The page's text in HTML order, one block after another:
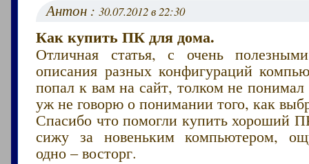
Антон :30.07.2012 в 22:30
Как купить ПК для дома.
Отличная статья, с очень
описания разных конфигураций
попал к вам на сайт, толком не
уж не говорю о понимании того, как
Спасибо что помогли купить хороший
сижу за новеньким компьютером,
одно – восторг.